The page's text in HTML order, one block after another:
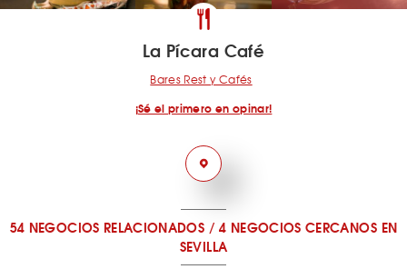
La Pícara Café
Bares Rest y Cafés
¡Sé el primero en opinar!
54 NEGOCIOS RELACIONADOS /4 NEGOCIOS CERCANOS EN
SEVILLA